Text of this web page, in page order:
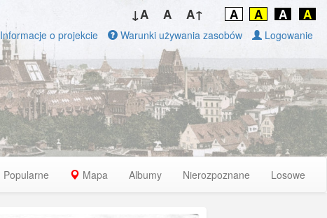
↓A A A↑ A A A A
Informacje o projekcie Warunki używania zasobów Logowanie
Popularne Mapa Albumy Nierozpoznane Losowe